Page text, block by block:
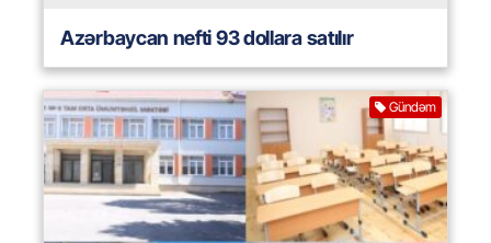
Azərbaycan nefti 93 dollara satılır
Gündəm